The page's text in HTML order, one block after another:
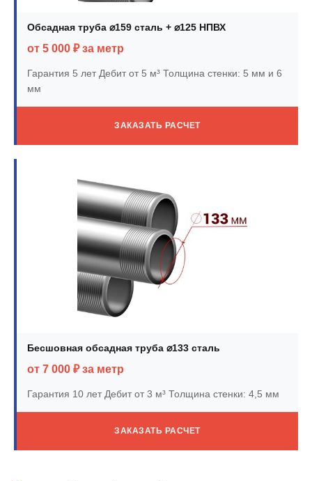
Обсадная труба ⌀159 сталь + ⌀125 НПВХ
от 5 000 ₽ за метр
Гарантия 5 летДебит от 5 м³ Толщина стенки: 5 мм и 6
мм
ЗАКАЗАТЬ РАСЧЕТ
Бесшовная обсадная труба ⌀133 сталь
от 7 000 ₽ за метр
Гарантия 10 летДебит от 3 м³ Толщина стенки: 4,5 мм
ЗАКАЗАТЬ РАСЧЕТ